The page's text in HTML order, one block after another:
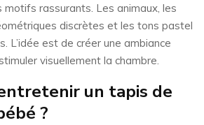
rassurants. Les animaux, les
discrètes et les tons pastel
L’idée est de créer une ambiance
visuellement la chambre.
un tapis de
?